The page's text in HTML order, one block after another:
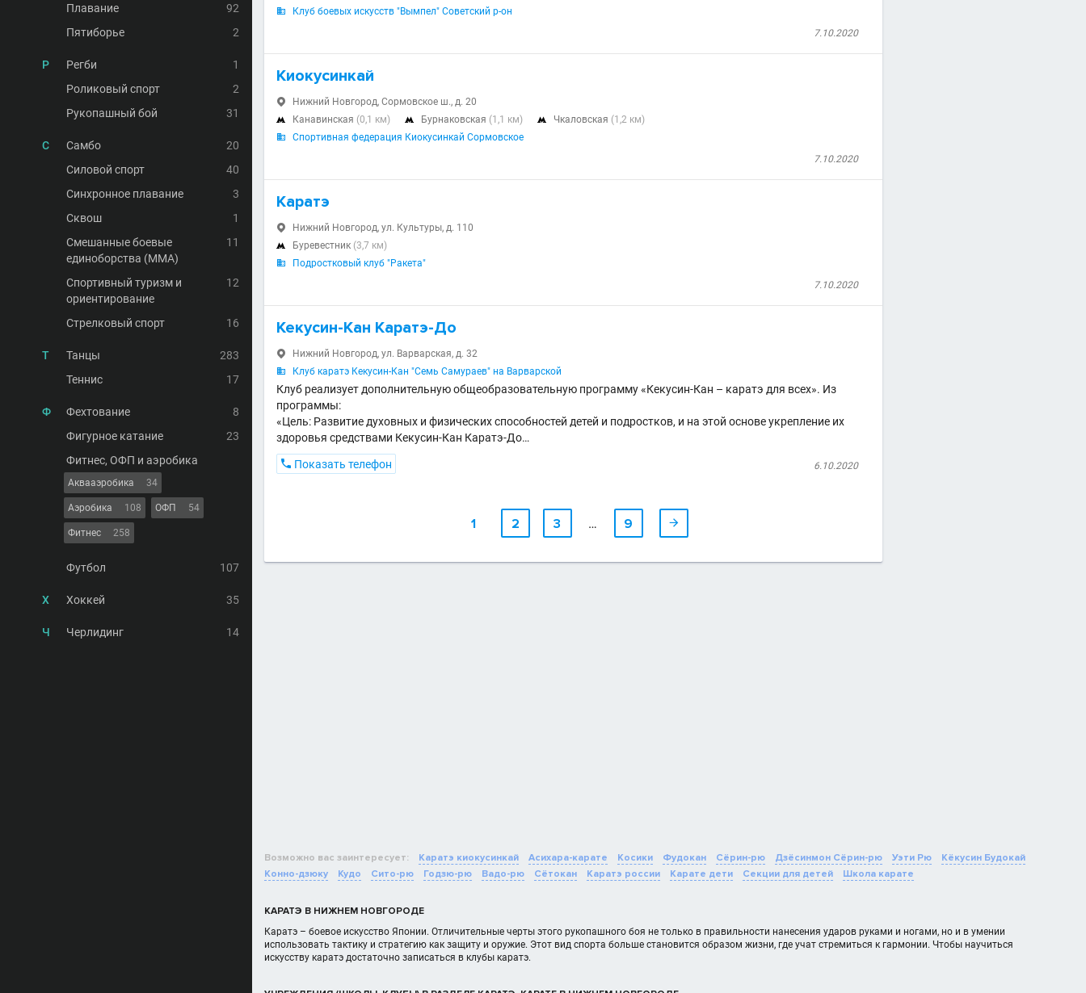
Плавание
92
Пятиборье
2
Р Регби
1
Роликовый спорт
2
Рукопашный бой
31
С Самбо
20
Силовой спорт
40
Синхронное плавание
3
Сквош
1
Смешанные боевые
единоборства (MMA)
11
Спортивный туризм и
ориентирование
12
Стрелковый спорт 16
Т Танцы
283
Теннис
17
Ф Фехтование
8
Фигурное катание
23
Фитнес, ОФП и аэробика
Аквааэробика 34
Аэробика 108 ОФП 54
Фитнес 258
Футбол 107
Х Хоккей 35
Ч Черлидинг 14

Клуб боевых искусств "Вымпел" Советский р-он
7.10.2020
Киокусинкай
 Нижний Новгород, Сормовское ш., д. 20
 Канавинская (0,1 км)  Бурнаковская (1,1 км)  Чкаловская (1,2 км)

Спортивная федерация Киокусинкай Сормовское
7.10.2020
Каратэ
 Нижний Новгород, ул. Культуры, д. 110
 Буревестник (3,7 км)

Подростковый клуб "Ракета"
7.10.2020
Кекусин-Кан Каратэ-До
 Нижний Новгород, ул. Варварская, д. 32
 Клуб каратэ Кекусин-Кан "Семь Самураев" на Варварской
Клуб реализует дополнительную общеобразовательную программу «Кекусин-Кан – каратэ для всех». Из
программы:
«Цель: Развитие духовных и физических способностей детей и подростков, и на этой основе укрепление их
здоровья средствами Кекусин-Кан Каратэ-До…
6.10.2020
 Показать телефон
1 2 3 … 9 
Возможно вас заинтересует: Каратэ киокусинкай Асихара-карате Косики Фудокан Сёрин-рю Дзёсинмон Сёрин-рю Уэти Рю
Кёкусин Будокай
Конно-дзюку
Кудо Сито-рю Годзю-рю Вадо-рю Сётокан Каратэ россии Карате дети Секции для детей Школа карате
КАРАТЭ В НИЖНЕМ НОВГОРОДЕ
Каратэ – боевое искусство Японии. Отличительные черты этого рукопашного боя не только в правильности нанесения ударов руками и ногами, но и в умении
использовать тактику и стратегию как защиту и оружие. Этот вид спорта больше становится образом жизни, где учат стремиться к гармонии. Чтобы научиться
искусству каратэ достаточно записаться в клубы каратэ.